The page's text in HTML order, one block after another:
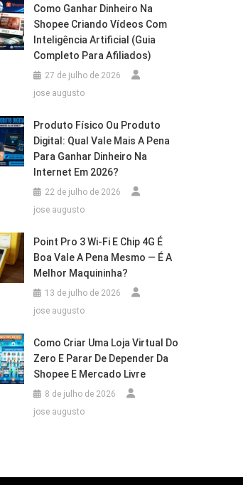
Como Ganhar Dinheiro Na
Shopee Criando Vídeos Com
Inteligência Artificial (Guia
Completo Para Afiliados)
27 de julho de 2026
jose augusto
Produto Físico Ou Produto
Digital: Qual Vale Mais A Pena
Para Ganhar Dinheiro Na
Internet Em 2026?
22 de julho de 2026
jose augusto
Point Pro 3 Wi‑Fi E Chip 4G É
Boa Vale A Pena Mesmo — É A
Melhor Maquininha?
13 de julho de 2026
jose augusto
Como Criar Uma Loja Virtual Do
Zero E Parar De Depender Da
Shopee E Mercado Livre
8 de julho de 2026
jose augusto